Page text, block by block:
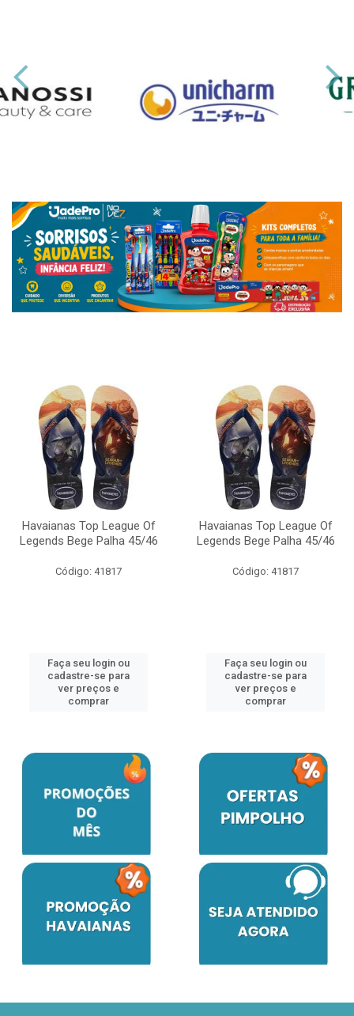
Havaianas Top League Of
Legends Bege Palha 45/46
Código: 41817
Faça seu login ou
cadastre-se para
ver preços e
comprar
Havaianas Top League Of
Legends Bege Palha 45/46
Código: 41817
Faça seu login ou
cadastre-se para
ver preços e
comprar